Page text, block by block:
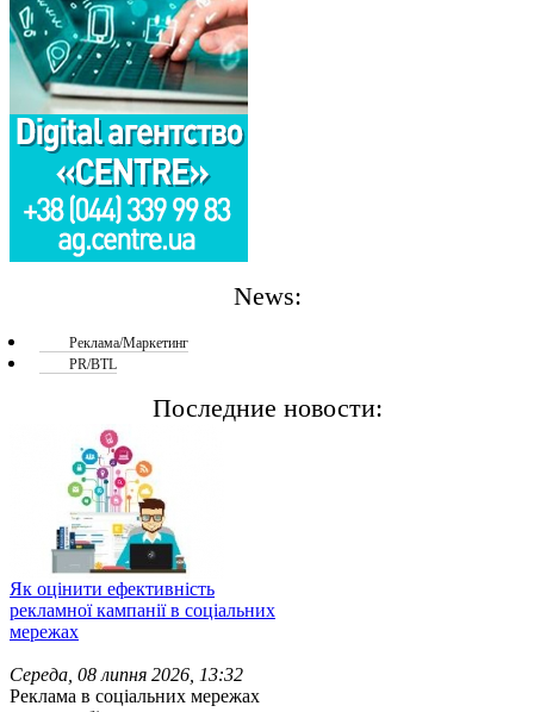
News:
Реклама/Маркетинг
PR/BTL
Последние новости:
Як оцінити ефективність
рекламної кампанії в соціальних
мережах
Середа, 08 липня 2026, 13:32
Реклама в соціальних мережах